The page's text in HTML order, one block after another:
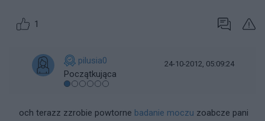
1
pilusia0
Początkująca
24-10-2012, 05:09:24
och terazz zzrobie powtorne badanie moczu zoabcze pani